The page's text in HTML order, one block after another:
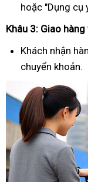
hoặc "Dụng cụ
Khâu 3: Giao
Khách nhận
chuyển khoản.